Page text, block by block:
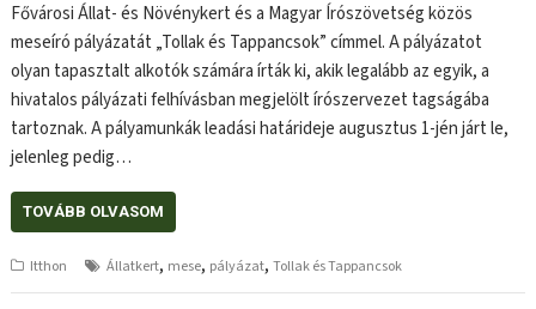
Fővárosi Állat- és Növénykert és a Magyar Írószövetség közös
meseíró pályázatát „Tollak és Tappancsok” címmel. A pályázatot
olyan tapasztalt alkotók számára írták ki, akik legalább az egyik, a
hivatalos pályázati felhívásban megjelölt írószervezet tagságába
tartoznak. A pályamunkák leadási határideje augusztus 1-jén járt le,
jelenleg pedig…
TOVÁBB OLVASOM
Itthon Állatkert, mese, pályázat,Tollak és Tappancsok